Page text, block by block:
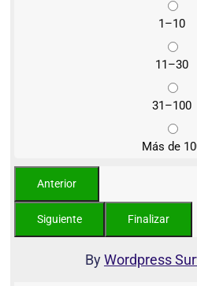
1–10
11–30
31–100
Más de
ByWordpress